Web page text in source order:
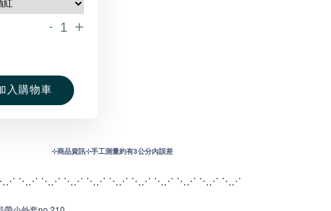
- +
入購物車
⊹商品資訊⊹手工測量約有3公分內誤差
⋱⋰ ⋱⋰ ⋱⋰ ⋱⋰ ⋱⋰ ⋱⋰ ⋱ ⋰ ⋱⋰ ⋱⋰ ⋱⋰